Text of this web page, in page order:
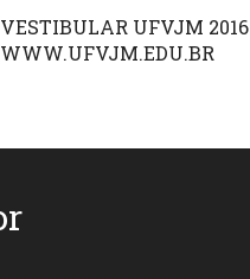
VESTIBULAR UFVJM 2016
WWW.UFVJM.EDU.BR